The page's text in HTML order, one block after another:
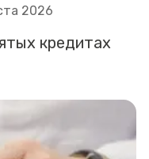
2026
кредитах